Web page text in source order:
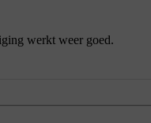
werkt weer goed.